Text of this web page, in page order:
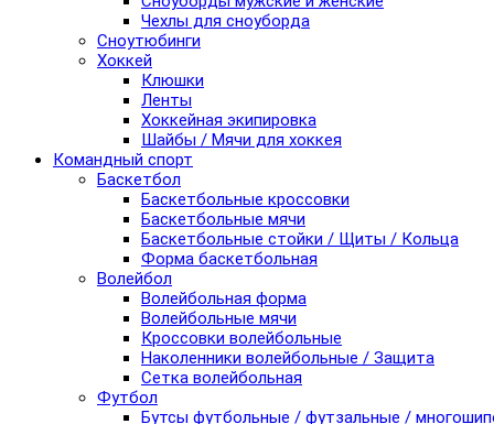
Чехлы для сноуборда
Сноутюбинги
Хоккей
Клюшки
Ленты
Хоккейная экипировка
Шайбы / Мячи для хоккея
Командный спорт
Баскетбол
Баскетбольные кроссовки
Баскетбольные мячи
Баскетбольные стойки / Щиты / Кольца
Форма баскетбольная
Волейбол
Волейбольная форма
Волейбольные мячи
Кроссовки волейбольные
Наколенники волейбольные / Защита
Сетка волейбольная
Футбол
Бутсы футбольные / футзальные /